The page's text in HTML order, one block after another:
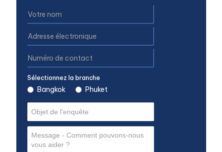
Sélectionnez la branche
Bangkok Phuket